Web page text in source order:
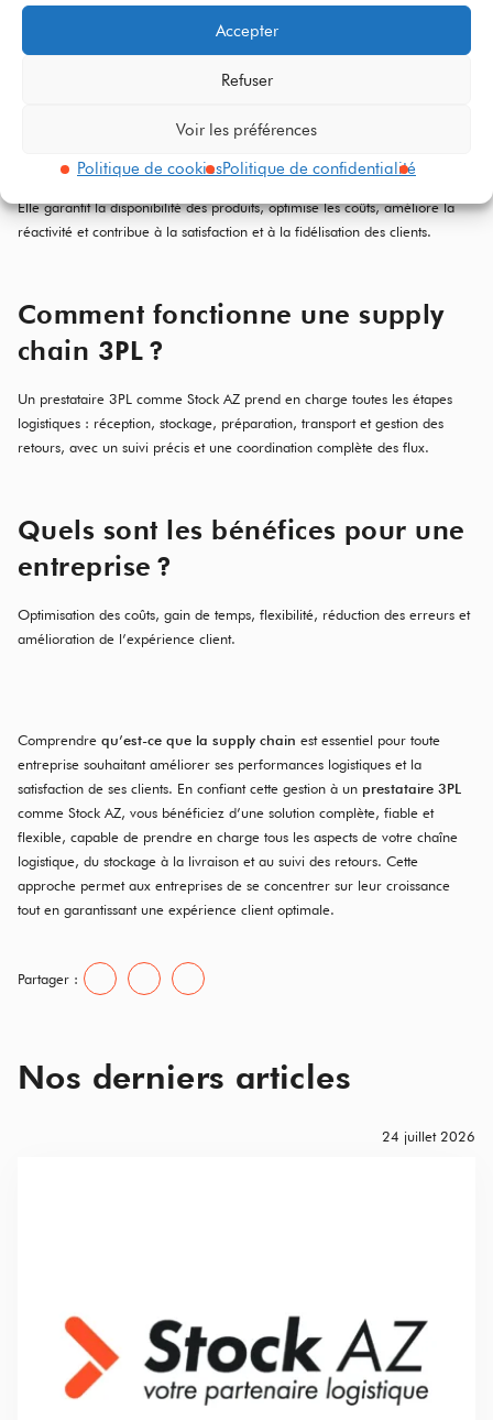
Accepter
Refuser
Voir les préférences
Politique de cookiesPolitique de confidentialité
un produit ou service depuis sa conception jusqu’à sa livraison au client
final, en intégrant les flux physiques et d’informations.
Pourquoi la supply chain est-elle
importante ?
Elle garantit la disponibilité des produits, optimise les coûts, améliore la
réactivité et contribue à la satisfaction et à la fidélisation des clients.
Comment fonctionne une supply
chain 3PL ?
Un prestataire 3PL comme Stock AZ prend en charge toutes les étapes
logistiques : réception, stockage, préparation, transport et gestion des
retours, avec un suivi précis et une coordination complète des flux.
Quels sont les bénéfices pour une
entreprise ?
Optimisation des coûts, gain de temps, flexibilité, réduction des erreurs et
amélioration de l’expérience client.
Comprendre qu’est-ce que la supply chain est essentiel pour toute
entreprise souhaitant améliorer ses performances logistiques et la
satisfaction de ses clients. En confiant cette gestion à un prestataire 3PL
comme Stock AZ, vous bénéficiez d’une solution complète, fiable et
flexible, capable de prendre en charge tous les aspects de votre chaîne
logistique, du stockage à la livraison et au suivi des retours. Cette
approche permet aux entreprises de se concentrer sur leur croissance
tout en garantissant une expérience client optimale.
Partager :
Nos derniers articles
24 juillet 2026